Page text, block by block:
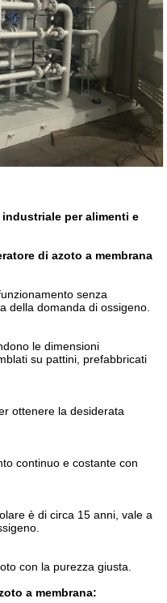
per alimenti e
di azoto a membrana
senza
della domanda di ossigeno.
le dimensioni
su pattini, prefabbricati
ottenere la desiderata
continuo e costante con
è di circa 15 anni, vale a
con la purezza giusta.
a membrana: